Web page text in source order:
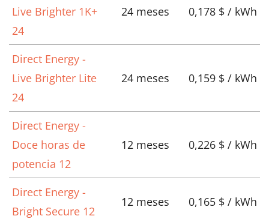
Live Brighter 1K+
24
24 meses 0,178 $ / kWh
Direct Energy -
Live Brighter Lite
24
24 meses 0,159 $ / kWh
Direct Energy -
Doce horas de
potencia 12
12 meses 0,226 $ / kWh
Direct Energy -
Bright Secure 12
12 meses 0,165 $ / kWh